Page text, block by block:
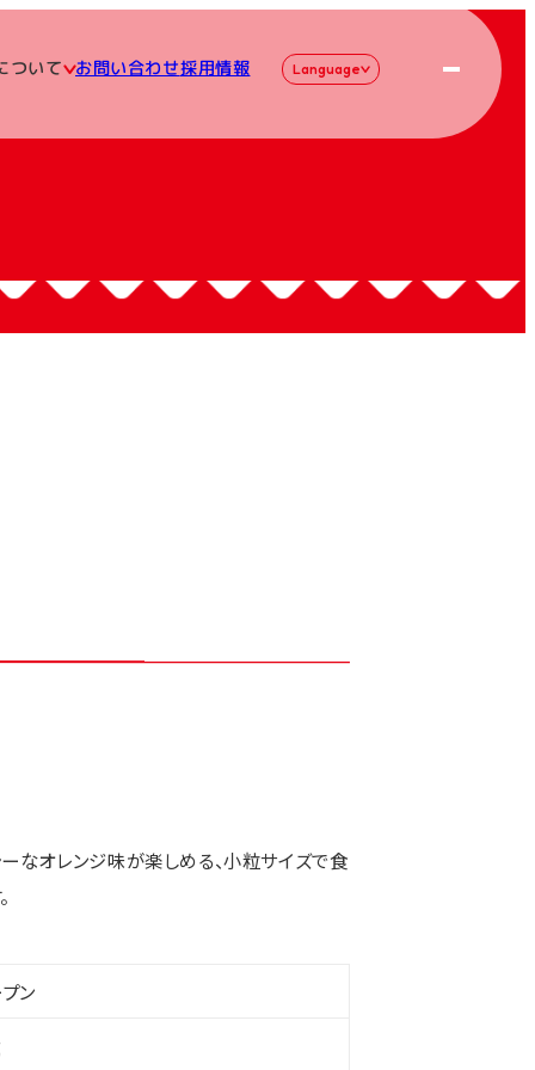
ついて お問い合わせ採用情報 Language
なオレンジ味が楽しめる、小粒サイズで食
ン